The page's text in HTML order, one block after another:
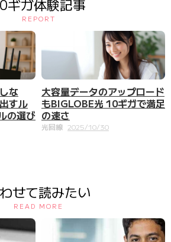
ギガ体験記事
REPORT
な
すル
の選び
大容量データのアップロード
もBIGLOBE光 10ギガで満足
の速さ
光回線 2025/10/30
せて読みたい
READ MORE